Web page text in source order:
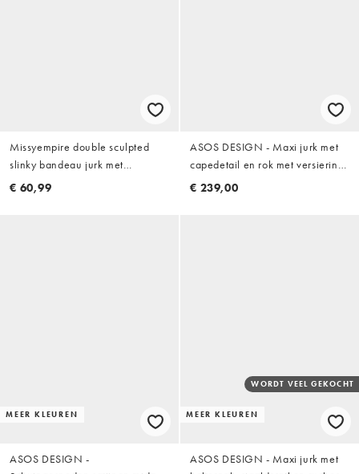
Missyempire double sculpted
slinky bandeau jurk met
knoopdetail aan de voorkant
€ 60,99
ASOS DESIGN - Maxi jurk met
capedetail en rok met versiering
in blauw
€ 239,00
MEER KLEUREN
ASOS DESIGN -
MEER KLEUREN
WORDT VEEL GEKOCHT
ASOS DESIGN - Maxi jurk met